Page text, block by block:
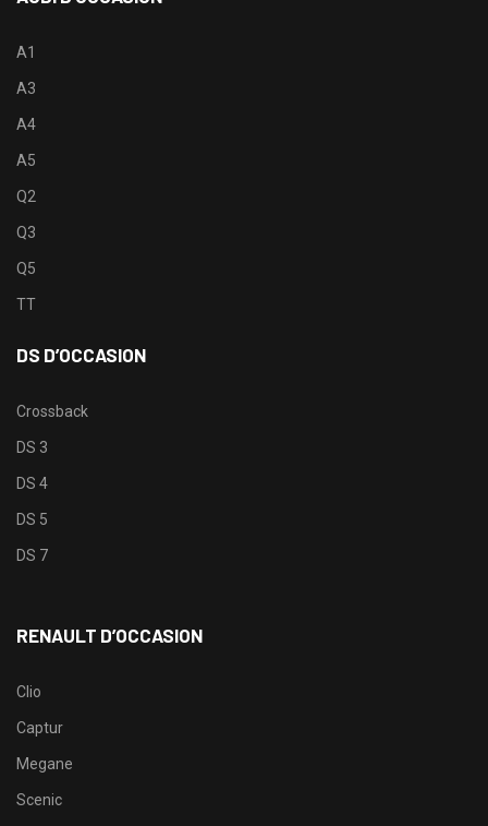
A1
A3
A4
A5
Q2
Q3
Q5
TT
DS D’OCCASION
Crossback
DS 3
DS 4
DS 5
DS 7
RENAULT D’OCCASION
Clio
Captur
Megane
Scenic